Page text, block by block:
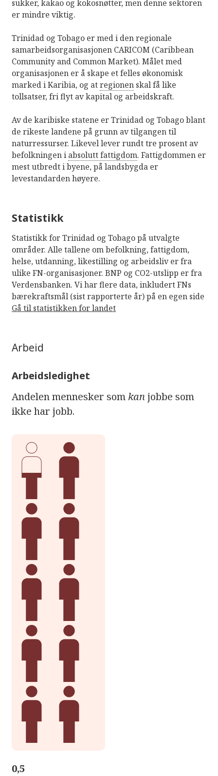
sukker, kakao og kokosnøtter, men denne sektoren
er mindre viktig.
Trinidad og Tobago er med i den regionale
samarbeidsorganisasjonen CARICOM (Caribbean
Community and Common Market). Målet med
organisasjonen er å skape et felles økonomisk
marked i Karibia, og atregionen skal få like
tollsatser, fri flyt av kapital og arbeidskraft.
Av de karibiske statene er Trinidad og Tobago blant
de rikeste landene på grunn av tilgangen til
naturressurser. Likevel lever rundt tre prosent av
befolkningen i absolutt fattigdom. Fattigdommen er
mest utbredt i byene, på landsbygda er
levestandarden høyere.
Statistikk
Statistikk for Trinidad og Tobago på utvalgte
områder. Alle tallene om befolkning, fattigdom,
helse, utdanning, likestilling og arbeidsliv er fra
ulike FN-organisasjoner. BNP og CO2-utslipp er fra
Verdensbanken. Vi har flere data, inkludert FNs
bærekraftsmål (sist rapporterte år) på en egen side
Gå til statistikken for landet
Arbeid
Arbeidsledighet
Andelen mennesker som kanjobbe som
ikke har jobb.
0,5